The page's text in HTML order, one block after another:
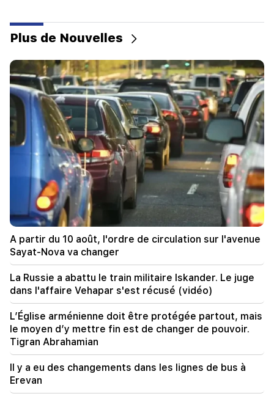
21:30
Où est passé l’Arménien exigeant ? Karine
Nalchajyan sur la formation de la psyché
21:25
Le détroit d'Ormuz pourrait perdre son
importance stratégique
20:30
Hayk Konjoryan est le prochain après Alen
Simonyan. Le CP organise des "prunes" à son
sujet (vidéo)
20:17
A partir du 10 août, l'ordre de circulation sur
l'avenue Sayat-Nova va changer
20:00
C'était une fierté indescriptible lorsque l'hymne
Andreassian
19:50
La Russie a abattu le train militaire Iskander. Le
juge dans l'affaire Vehapar s'est récusé (vidéo)
Le juge était arménien. Narek Karapetian
Plus de Nouvelles
A partir du 10 août, l'ordre de circulation sur l'avenue
Sayat-Nova va changer
La Russie a abattu le train militaire Iskander. Le juge
dans l'affaire Vehapar s'est récusé (vidéo)
L’Église arménienne doit être protégée partout, mais
le moyen d’y mettre fin est de changer de pouvoir.
Tigran Abrahamian
Il y a eu des changements dans les lignes de bus à
Erevan